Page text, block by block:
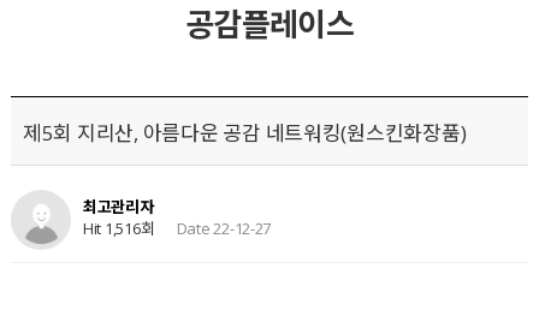
공감플레이스
제5회 지리산, 아름다운 공감 네트워킹(원스킨화장품)
최고관리자
Hit 1,516회
Date 22-12-27